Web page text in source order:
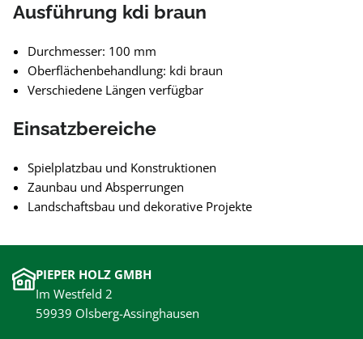
Ausführung kdi braun
Durchmesser: 100 mm
Oberflächenbehandlung: kdi braun
Verschiedene Längen verfügbar
Einsatzbereiche
Spielplatzbau und Konstruktionen
Zaunbau und Absperrungen
Landschaftsbau und dekorative Projekte
PIEPER HOLZ GMBH
Im Westfeld 2
59939 Olsberg-Assinghausen